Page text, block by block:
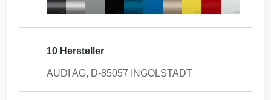
10 Hersteller
AUDI AG, D-85057 INGOLSTADT